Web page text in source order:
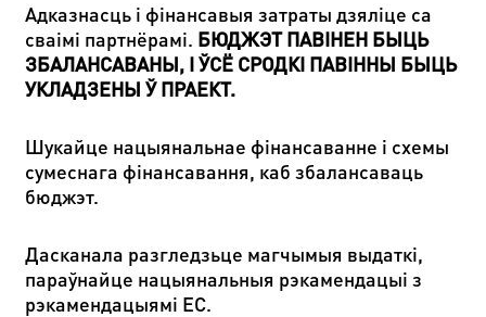
Адказнасць і фінансавыя затраты дзяліце са
сваімі партнёрамі. БЮДЖЭТ ПАВІНЕН БЫЦЬ
ЗБАЛАНСАВАНЫ, І ЎСЁ СРОДКІ ПАВІННЫ БЫЦЬ
УКЛАДЗЕНЫ Ў ПРАЕКТ.
Шукайце нацыянальнае фінансаванне і схемы
сумеснага фінансавання, каб збалансаваць
бюджэт.
Дасканала разгледзьце магчымыя выдаткі,
параўнайце нацыянальныя рэкамендацыі з
рэкамендацыямі ЕС.